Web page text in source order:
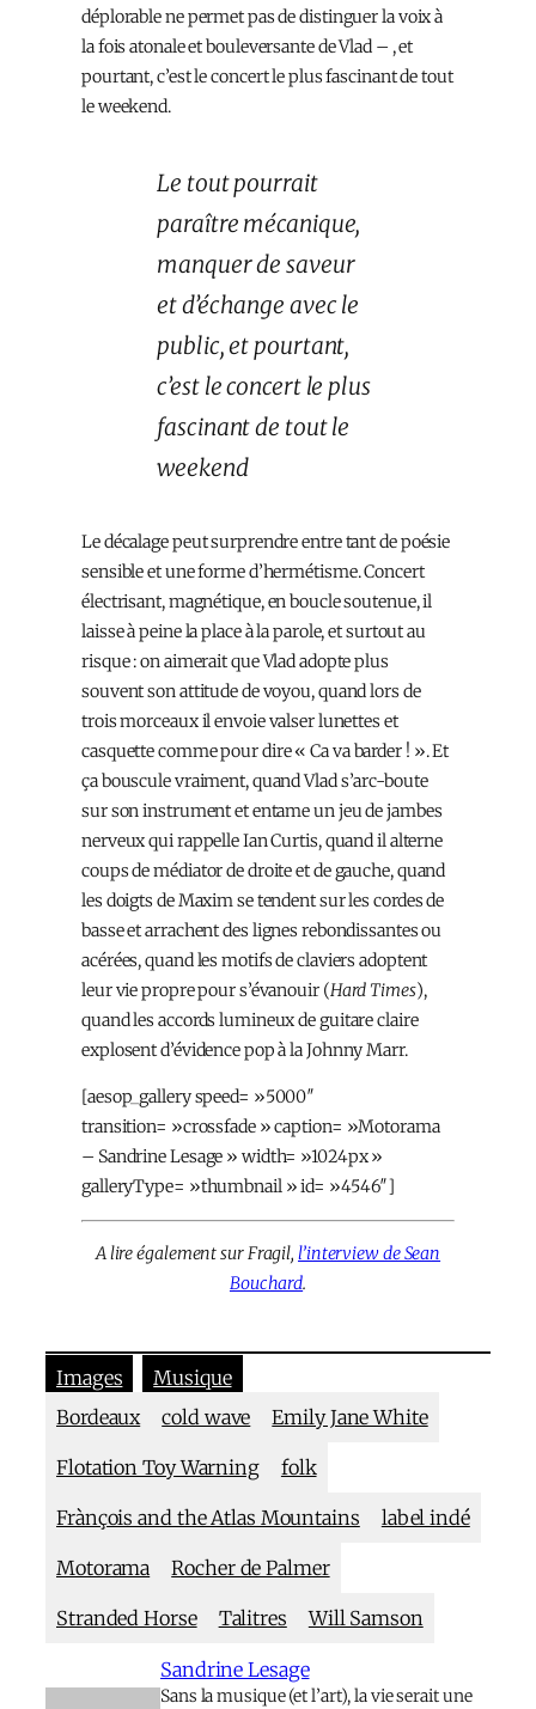
déplorable ne permet pas de distinguer la voix à
la fois atonale et bouleversante de Vlad – , et
pourtant, c’est le concert le plus fascinant de tout
le weekend.
Le tout pourrait
paraître mécanique,
manquer de saveur
et d’échange avec le
public, et pourtant,
c’est le concert le plus
fascinant de tout le
weekend
Le décalage peut surprendre entre tant de poésie
sensible et une forme d’hermétisme. Concert
électrisant, magnétique, en boucle soutenue, il
laisse à peine la place à la parole, et surtout au
risque : on aimerait que Vlad adopte plus
souvent son attitude de voyou, quand lors de
trois morceaux il envoie valser lunettes et
casquette comme pour dire « Ca va barder ! ». Et
ça bouscule vraiment, quand Vlad s’arc-boute
sur son instrument et entame un jeu de jambes
nerveux qui rappelle Ian Curtis, quand il alterne
coups de médiator de droite et de gauche, quand
les doigts de Maxim se tendent sur les cordes de
basse et arrachent des lignes rebondissantes ou
acérées, quand les motifs de claviers adoptent
leur vie propre pour s’évanouir (Hard Times),
quand les accords lumineux de guitare claire
explosent d’évidence pop à la Johnny Marr.
[aesop_gallery speed= »5000″
transition= »crossfade » caption= »Motorama
– Sandrine Lesage » width= »1024px »
galleryType= »thumbnail » id= »4546″]
A lire également sur Fragil, l’interview de Sean
Bouchard.
Images
Musique
Bordeaux
cold wave Emily Jane White
Flotation Toy Warning folk
Frànçois and the Atlas Mountains label indé
Motorama Rocher de Palmer
Stranded Horse Talitres Will Samson
Sandrine Lesage
Sans la musique (et l’art), la vie serait une